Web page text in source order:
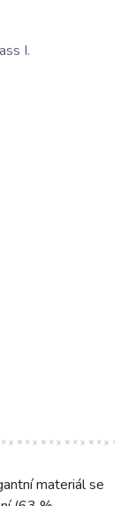
I.
materiál se